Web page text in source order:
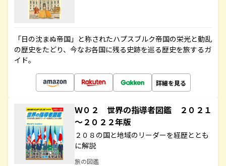
「日の沈まぬ帝国」と称されたハプスブルク帝国の栄光と動乱
の歴史をたどり、今なお各国に残る史跡を巡る歴史を旅するガ
イド。
詳細を見る
Ｗ０２ 世界の指導者図鑑 ２０２１
～２０２２年版
２０８の国と地域のリーダーを経歴ととも
に解説
旅の図鑑